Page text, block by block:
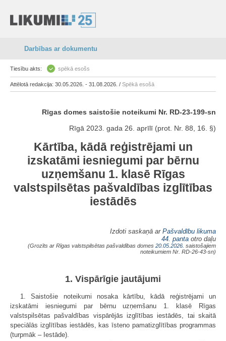
Darbības ar dokumentu
Tiesību akts: spēkā esošs
Attēlotā redakcija: 30.05.2026. - 31.08.2026. / Spēkā esošā
Rīgas domes saistošie noteikumi Nr. RD-23-199-sn
Rīgā 2023. gada 26. aprīlī (prot. Nr. 88, 16. §)
Kārtība, kādā reģistrējami un
izskatāmi iesniegumi par bērnu
uzņemšanu 1. klasē Rīgas
valstspilsētas pašvaldības izglītības
iestādēs
Izdoti saskaņā ar Pašvaldību likuma
44. panta otro daļu
(Grozīts ar Rīgas valstspilsētas pašvaldības domes 20.05.2026. saistošajiem
noteikumiem Nr. RD-26-43-sn)
1. Vispārīgie jautājumi
1. Saistošie noteikumi nosaka kārtību, kādā reģistrējami un
izskatāmi iesniegumi par bērnu uzņemšanu 1. klasē Rīgas
valstspilsētas pašvaldības vispārējās izglītības iestādēs, tai skaitā
speciālās izglītības iestādēs, kas īsteno pamatizglītības programmas
(turpmāk – Iestāde).